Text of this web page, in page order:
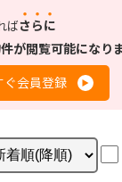
ばさらに
が閲覧可能になり
ぐ会員登録